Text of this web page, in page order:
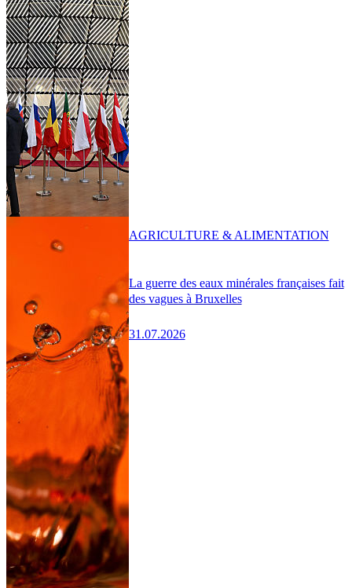
La guerre des eaux minérales françaises fait
des vagues à Bruxelles
31.07.2026
AGRICULTURE & ALIMENTATION